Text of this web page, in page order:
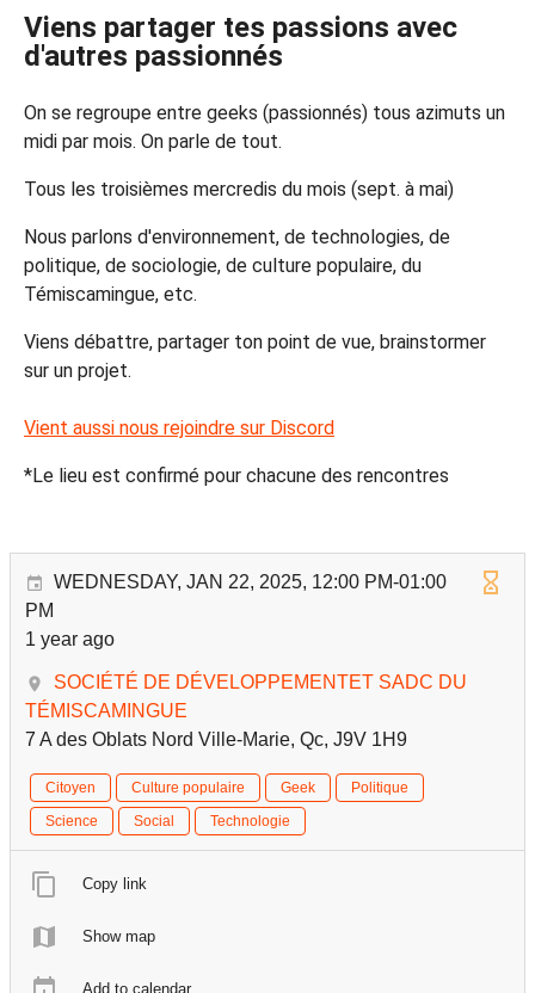
Viens partager tes passions avec
d'autres passionnés
On se regroupe entre geeks (passionnés) tous azimuts un
midi par mois. On parle de tout.
Tous les troisièmes mercredis du mois (sept. à mai)
Nous parlons d'environnement, de technologies, de
politique, de sociologie, de culture populaire, du
Témiscamingue, etc.
Viens débattre, partager ton point de vue, brainstormer
sur un projet.
Vient aussi nous rejoindre sur Discord
*Le lieu est confirmé pour chacune des rencontres
WEDNESDAY, JAN 22, 2025, 12:00 PM-01:00
PM
1 year ago
SOCIÉTÉ DE DÉVELOPPEMENTET SADC DU
TÉMISCAMINGUE
7 A des Oblats Nord Ville-Marie, Qc, J9V 1H9
Citoyen Culture populaire Geek
Politique
Science
Social Technologie
Copy link
Show map
Add to calendar